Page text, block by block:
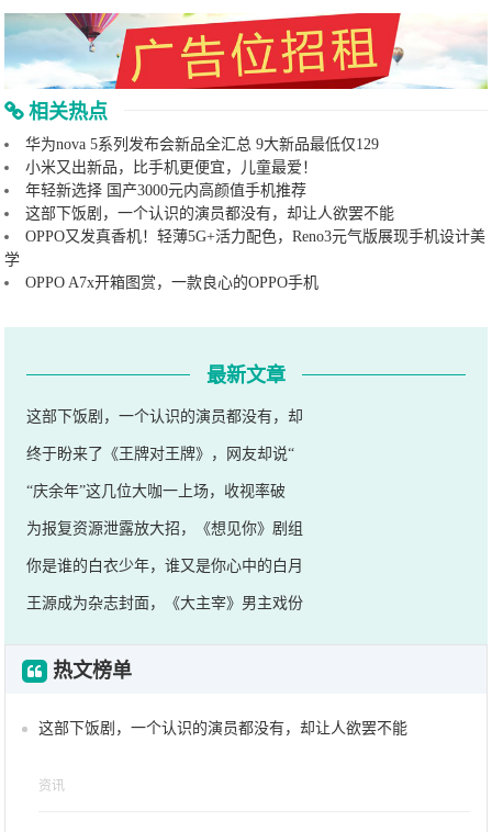
相关热点
华为nova 5系列发布会新品全汇总 9大新品最低仅129
小米又出新品，比手机更便宜，儿童最爱！
年轻新选择 国产3000元内高颜值手机推荐
这部下饭剧，一个认识的演员都没有，却让人欲罢不能
OPPO又发真香机！轻薄5G+活力配色，Reno3元气版展现手机设计美
学
OPPO A7x开箱图赏，一款良心的OPPO手机
最新文章
这部下饭剧，一个认识的演员都没有，却
终于盼来了《王牌对王牌》，网友却说“
“庆余年”这几位大咖一上场，收视率破
为报复资源泄露放大招，《想见你》剧组
你是谁的白衣少年，谁又是你心中的白月
王源成为杂志封面，《大主宰》男主戏份
热文榜单
这部下饭剧，一个认识的演员都没有，却让人欲罢不能
资讯